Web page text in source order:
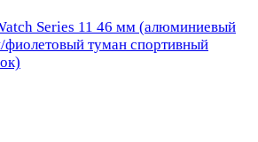
Series 11 46 мм (алюминиевый
фиолетовый туман спортивный